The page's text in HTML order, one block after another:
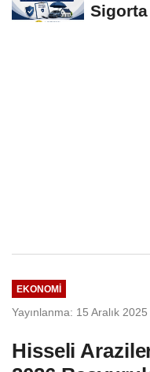
EKONOMI
Yayınlanma: 15 Aralık
Hisseli